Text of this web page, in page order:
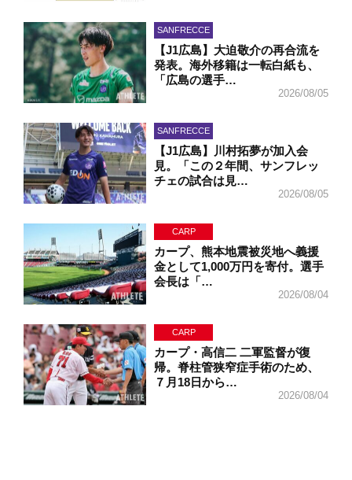
SANFRECCE
【J1広島】大迫敬介の再合流を
発表。海外移籍は一転白紙も、
「広島の選手…
2026/08/05
SANFRECCE
【J1広島】川村拓夢が加入会
見。「この２年間、サンフレッ
チェの試合は見…
2026/08/05
CARP
カープ、熊本地震被災地へ義援
金として1,000万円を寄付。選手
会長は「…
2026/08/04
CARP
カープ・高信二 二軍監督が復
帰。脊柱管狭窄症手術のため、
７月18日から…
2026/08/04